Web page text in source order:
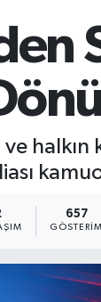
halkın
657
GÖSTERIM